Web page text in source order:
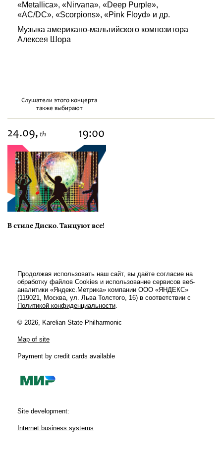
«Metallica», «Nirvana», «Deep Purple»,
«AC/DC», «Scorpions», «Pink Floyd» и др.
Музыка американо-мальтийского композитора
Алексея Шора
Слушатели этого концерта
также выбирают
24.09, th 19:00
В стиле Диско. Танцуют все!
Продолжая использовать наш сайт, вы даёте согласие на
обработку файлов Cookies и использование сервисов веб-
аналитики «Яндекс.Метрика» компании ООО «ЯНДЕКС»
(119021, Москва, ул. Льва Толстого, 16) в соответствии с
Политикой конфиденциальности.
© 2026, Karelian State Philharmonic
Map of site
Payment by credit cards available
Site development:
Internet business systems